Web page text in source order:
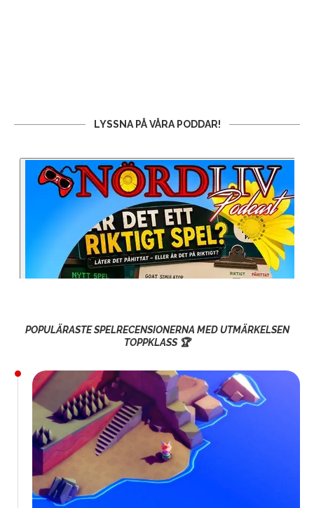
LYSSNA PÅ VÅRA PODDAR!
POPULÄRASTE SPELRECENSIONERNA MED UTMÄRKELSEN
TOPPKLASS 🏆